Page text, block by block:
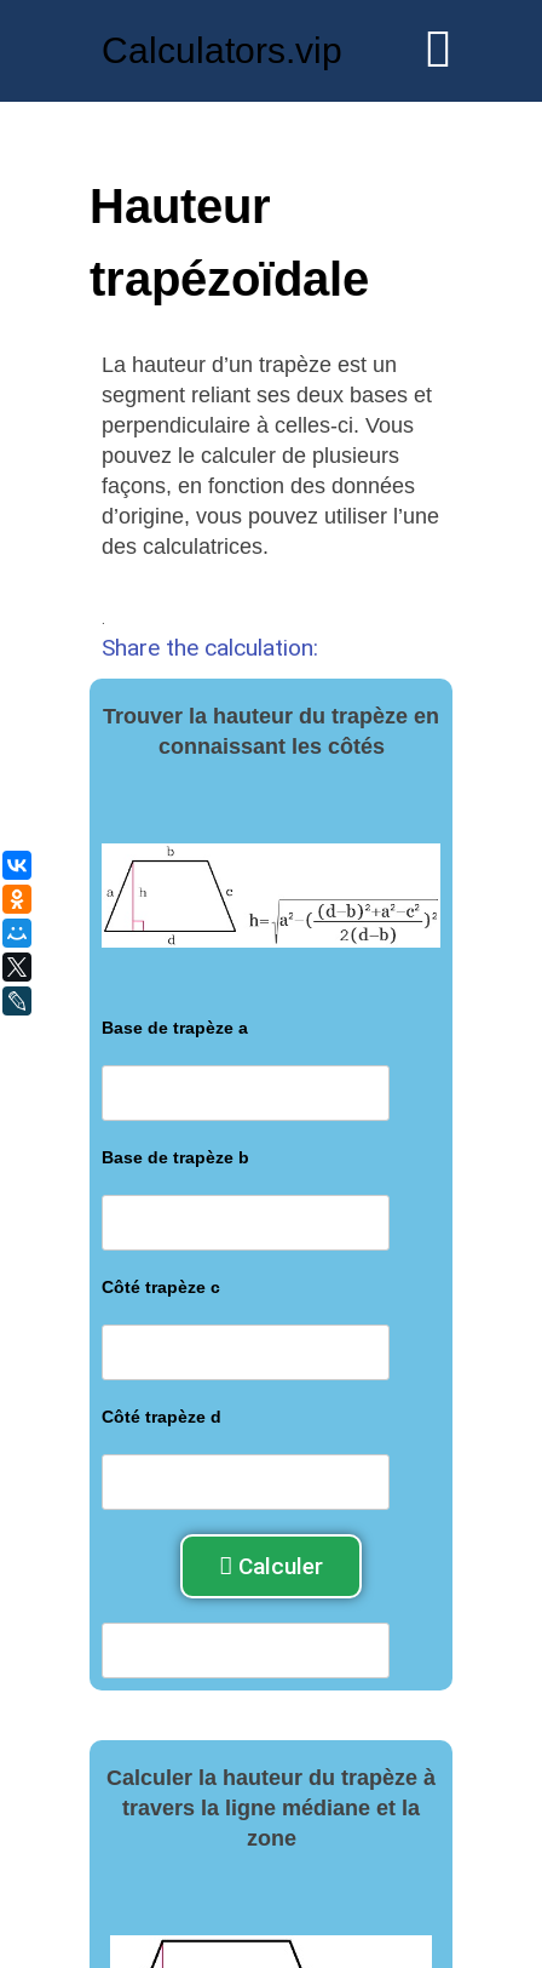
Calculators.vip
Hauteur
trapézoïdale
La hauteur d’un trapèze est un
segment reliant ses deux bases et
perpendiculaire à celles-ci. Vous
pouvez le calculer de plusieurs
façons, en fonction des données
d’origine, vous pouvez utiliser l’une
des calculatrices.
Share the calculation:
Trouver la hauteur du trapèze en
connaissant les côtés
Base de trapèze a
Base de trapèze b
Côté trapèze c
Côté trapèze d
Calculer
Calculer la hauteur du trapèze à
travers la ligne médiane et la
zone
Одноклассники
Мой Мир